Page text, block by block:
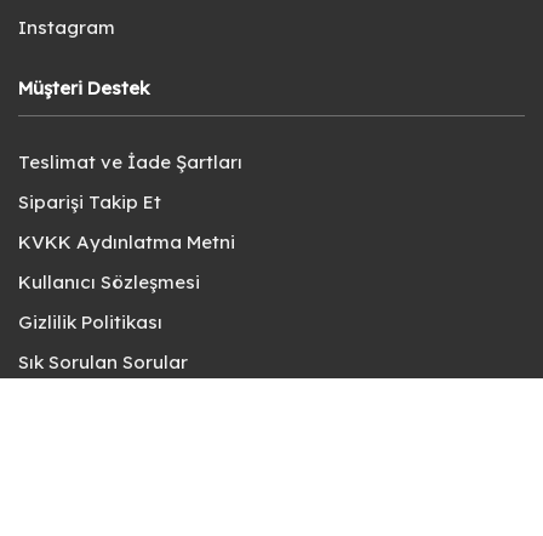
Instagram
Müşteri Destek
Teslimat ve İade Şartları
Siparişi Takip Et
KVKK Aydınlatma Metni
Kullanıcı Sözleşmesi
Gizlilik Politikası
Sık Sorulan Sorular